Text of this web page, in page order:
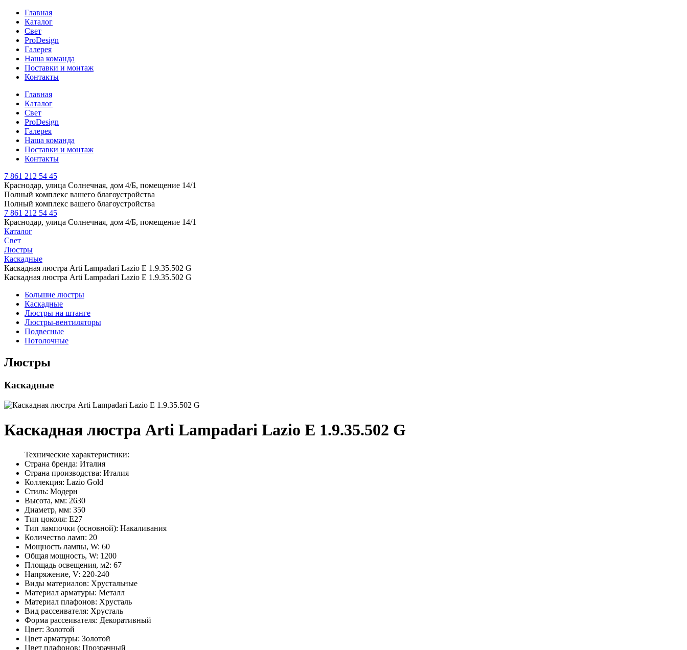
Главная
Каталог
Свет
ProDesign
Галерея
Наша команда
Поставки и монтаж
Контакты
Главная
Каталог
Свет
ProDesign
Галерея
Наша команда
Поставки и монтаж
Контакты
7 861 212 54 45
Краснодар, улица Солнечная, дом 4/Б, помещение 14/1
Полный комплекс вашего благоустройства
Полный комплекс вашего благоустройства
7 861 212 54 45
Краснодар, улица Солнечная, дом 4/Б, помещение 14/1
Каталог
Свет
Люстры
Каскадные
Каскадная люстра Arti Lampadari Lazio E 1.9.35.502 G
Каскадная люстра Arti Lampadari Lazio E 1.9.35.502 G
Большие люстры
Каскадные
Люстры на штанге
Люстры-вентиляторы
Подвесные
Потолочные
Люстры
Каскадные
Каскадная люстра Arti Lampadari Lazio E 1.9.35.502 G
Технические характеристики:
Страна бренда: Италия
Страна производства: Италия
Коллекция: Lazio Gold
Стиль: Модерн
Высота, мм: 2630
Диаметр, мм: 350
Тип цоколя: E27
Тип лампочки (основной): Накаливания
Количество ламп: 20
Мощность лампы, W: 60
Общая мощность, W: 1200
Площадь освещения, м2: 67
Напряжение, V: 220-240
Виды материалов: Хрустальные
Материал арматуры: Металл
Материал плафонов: Хрусталь
Вид рассеивателя: Хрусталь
Форма рассеивателя: Декоративный
Цвет: Золотой
Цвет арматуры: Золотой
Цвет плафонов: Прозрачный